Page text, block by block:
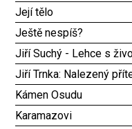
Její tělo
Ještě nespíš?
Jiří Suchý - Lehce s
Jiří Trnka: Nalezený
Kámen Osudu
Karamazovi